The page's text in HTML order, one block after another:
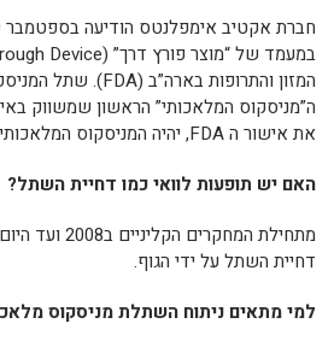
המזון והתרופות בארה”ב (FDA). שתל המניסקוס NUsurface
ה”מניסקוס המלאכותי” הראשון שמשווק
את אישור ה FDA, יהיה המניסקוס המלאכותי הראשון בארה”ב.
האם יש תופעות לוואי כמו דחיית השתל?
מתחילת
דחיית השתל על ידי הגוף.
למי מתאים ניתוח השתלת מניסקוס